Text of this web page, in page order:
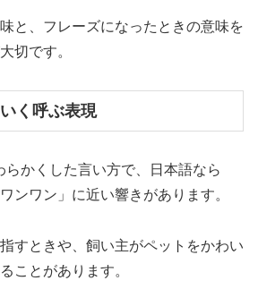
と、フレーズになったときの意味を
切です。
く呼ぶ表現
かくした言い方で、日本語なら
ンワン」に近い響きがあります。
すときや、飼い主がペットをかわい
ことがあります。